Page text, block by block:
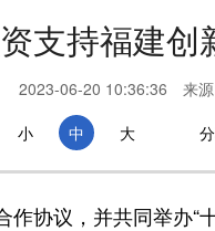
支持福建创
2023-06-20 10:36:36 来源
小 中 大
协议，并共同举办“